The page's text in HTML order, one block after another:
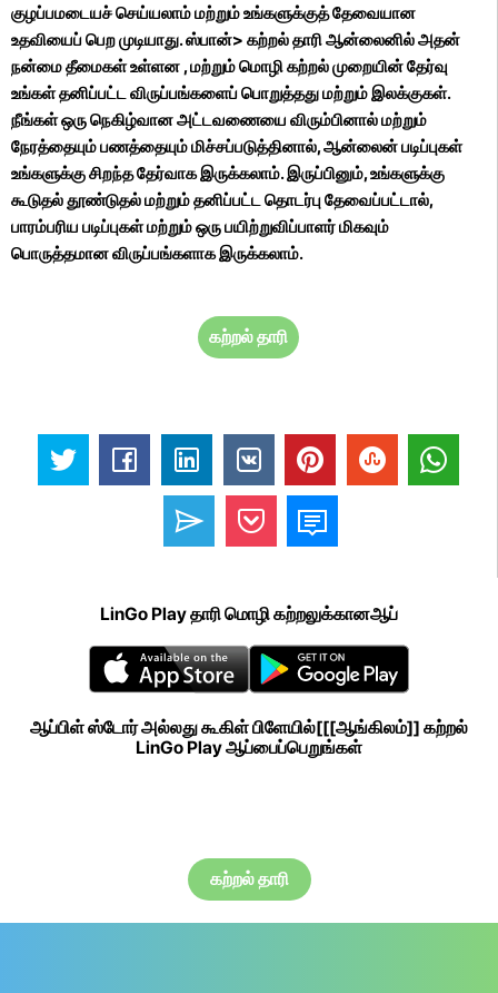
குழப்பமடையச் செய்யலாம் மற்றும் உங்களுக்குத் தேவையான
உதவியைப் பெற முடியாது. ஸ்பான்> கற்றல் தாரி ஆன்லைனில் அதன்
நன்மை தீமைகள் உள்ளன , மற்றும் மொழி கற்றல் முறையின் தேர்வு
உங்கள் தனிப்பட்ட விருப்பங்களைப் பொறுத்தது மற்றும் இலக்குகள்.
நீங்கள் ஒரு நெகிழ்வான அட்டவணையை விரும்பினால் மற்றும்
நேரத்தையும் பணத்தையும் மிச்சப்படுத்தினால், ஆன்லைன் படிப்புகள்
உங்களுக்கு சிறந்த தேர்வாக இருக்கலாம். இருப்பினும், உங்களுக்கு
கூடுதல் தூண்டுதல் மற்றும் தனிப்பட்ட தொடர்பு தேவைப்பட்டால்,
பாரம்பரிய படிப்புகள் மற்றும் ஒரு பயிற்றுவிப்பாளர் மிகவும்
பொருத்தமான விருப்பங்களாக இருக்கலாம்.
கற்றல் தாரி
LinGo Play தாரி மொழி கற்றலுக்கானஆப்
ஆப்பிள் ஸ்டோர் அல்லது கூகிள் பிளேயில்[[[ஆங்கிலம்]] கற்றல்
LinGo Play ஆப்பைப்பெறுங்கள்
கற்றல் தாரி